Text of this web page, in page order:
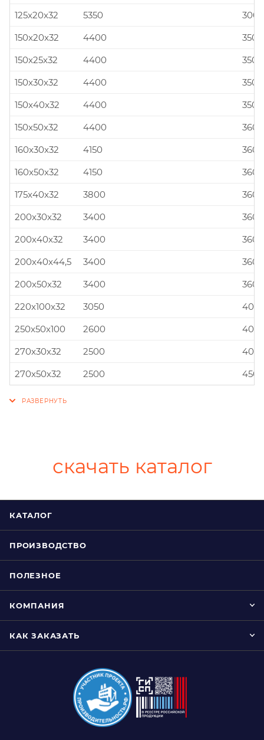
125x20x32
5350
150x20x32
4400
150x25x32
4400
150x30x32
4400
150x40x32
4400
150x50x32
4400
160x30x32
4150
160x50x32
4150
175x40x32
3800
200x30x32
3400
200x40x32
3400
200x40x44,5
3400
200x50x32
3400
220x100x32
3050
250x50x100
2600
270x30x32
2500
270x50x32
2500
скачать каталог
КАТАЛОГ
ПРОИЗВОДСТВО
ПОЛЕЗНОЕ
КОМПАНИЯ
КАК ЗАКАЗАТЬ